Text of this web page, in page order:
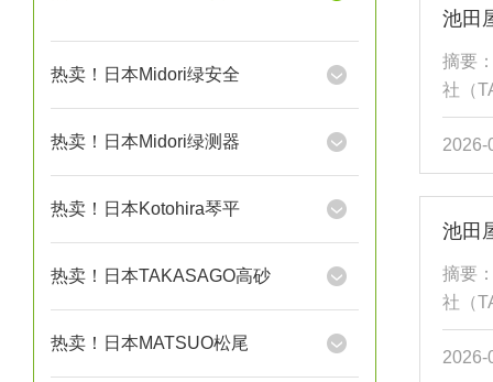
热卖！日本Midori绿安全
热卖！日本Midori绿测器
热卖！日本Kotohira琴平
热卖！日本TAKASAGO高砂
热卖！日本MATSUO松尾
型号
制解
通信
池田
摘要
社（
型光
用。
流率
耐久
型光
案。
2026-
池田
摘要
社（
中较
出光
2026-